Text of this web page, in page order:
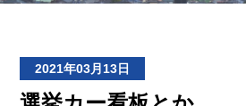
2021年03月13日